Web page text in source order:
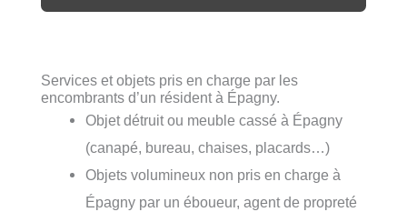
Services et objets pris en charge par les
encombrants d’un résident à Épagny.
Objet détruit ou meuble cassé à Épagny
(canapé, bureau, chaises, placards…)
Objets volumineux non pris en charge à
Épagny par un éboueur, agent de propreté